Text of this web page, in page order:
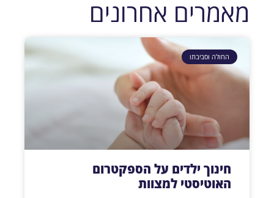
מאמרים אחרונים
החולה וסביבתו
חינוך ילדים על הספקטרום
האוטיסטי למצוות